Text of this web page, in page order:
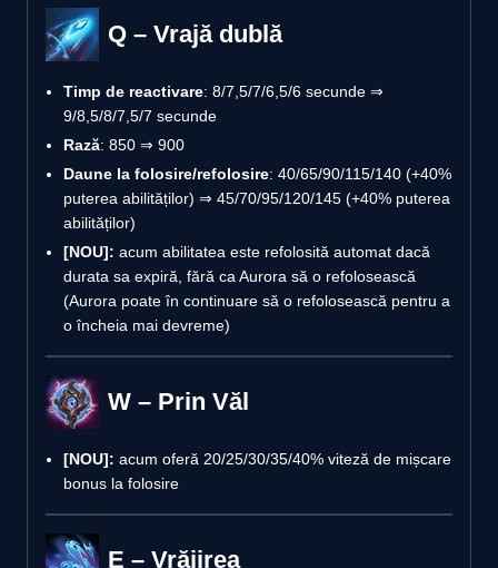
Q – Vrajă dublă
Timp de reactivare: 8/7,5/7/6,5/6 secunde ⇒
9/8,5/8/7,5/7 secunde
Rază: 850 ⇒ 900
Daune la folosire/refolosire: 40/65/90/115/140 (+40%
puterea abilităților) ⇒ 45/70/95/120/145 (+40% puterea
abilităților)
[NOU]: acum abilitatea este refolosită automat dacă
durata sa expiră, fără ca Aurora să o refolosească
(Aurora poate în continuare să o refolosească pentru a
o încheia mai devreme)
W – Prin Văl
[NOU]: acum oferă 20/25/30/35/40% viteză de mișcare
bonus la folosire
E – Vrăjirea